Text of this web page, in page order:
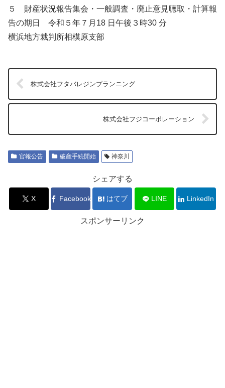
５ 財産状況報告集会・一般調査・廃止意見聴取・計算報
告の期日 令和５年７月18 日午後３時30 分
横浜地方裁判所相模原支部
株式会社フタバレジンプランニング
株式会社フジコーポレーション
官報公告 破産手続開始 神奈川
シェアする
X Facebook はてブ LINE LinkedIn
スポンサーリンク